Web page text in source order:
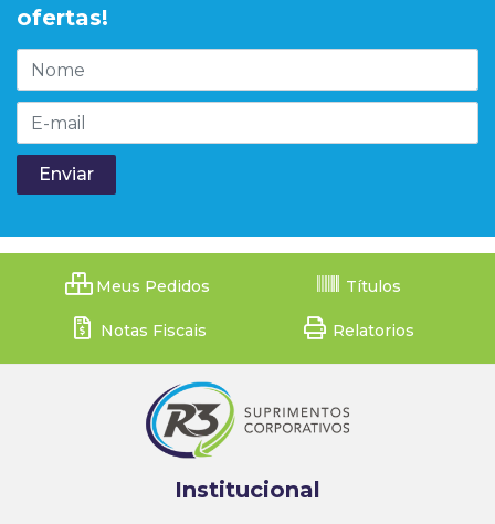
ofertas!
Meus Pedidos Títulos
Notas Fiscais Relatorios
Institucional